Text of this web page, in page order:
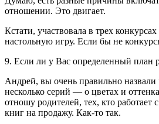
отношении. Это двигает.
Кстати, участвовала в трех
настольную игру. Если бы не
9. Если ли у Вас определенный план
Андрей, вы очень правильно
несколько серий — о цветах и
отношу родителей, тех, кто
книг на продажу. Как-то так.